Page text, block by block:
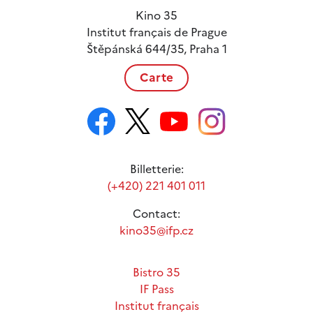
Kino 35
Institut français de Prague
Štěpánská 644/35, Praha 1
Carte
Billetterie:
(+420) 221 401 011
Contact:
kino35@ifp.cz
Bistro 35
IF Pass
Institut français